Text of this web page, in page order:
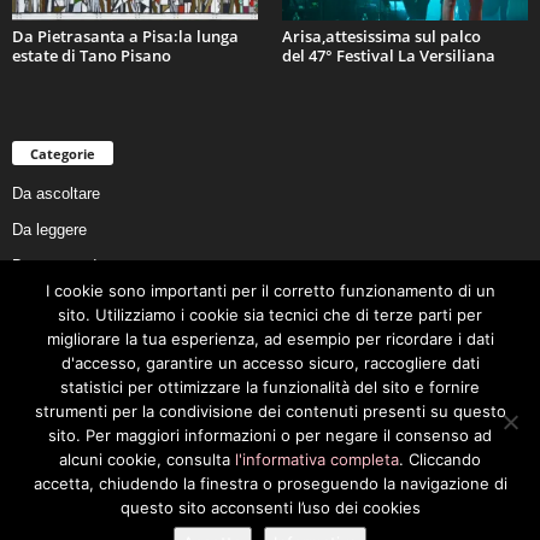
Da Pietrasanta a Pisa:la lunga
estate di Tano Pisano
Arisa,attesissima sul palco
del 47° Festival La Versiliana
Categorie
Da ascoltare
Da leggere
Da non perdere
Da conoscere
Da preservare
Da vivere
Cookie Policy
Privacy Policy Cookie Policy
I cookie sono importanti per il corretto funzionamento di un
sito. Utilizziamo i cookie sia tecnici che di terze parti per
migliorare la tua esperienza, ad esempio per ricordare i dati
d'accesso, garantire un accesso sicuro, raccogliere dati
statistici per ottimizzare la funzionalità del sito e fornire
strumenti per la condivisione dei contenuti presenti su questo
sito. Per maggiori informazioni o per negare il consenso ad
alcuni cookie, consulta l'informativa completa. Cliccando
accetta, chiudendo la finestra o proseguendo la navigazione di
questo sito acconsenti l’uso dei cookies